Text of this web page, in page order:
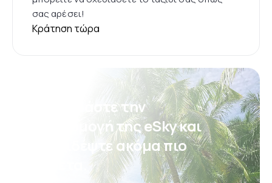
σας αρέσει!
Κράτηση τώρα
Κατεβάστε την
εφαρμογή της eSky και
ταξιδέψτε ακόμα πιο